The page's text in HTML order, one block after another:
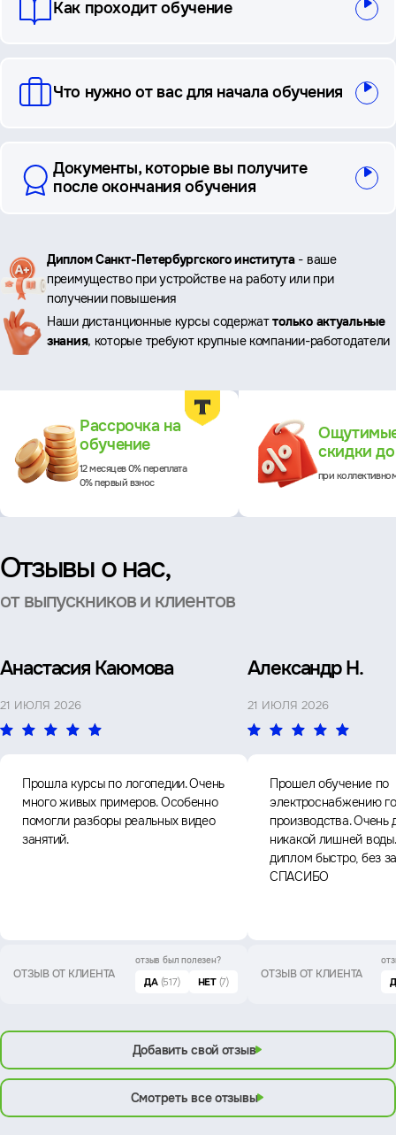
Как проходит обучение
Что нужно от вас для начала обучения
Документы, которые вы получите
после окончания обучения
Ключевые
преимущества
Диплом Санкт-Петербургского института- ваше
преимущество при устройстве на работу или при
получении повышения
Наши дистанционные курсы содержаттолько актуальные
знания, которые требуют крупные компании-работодатели
Рассрочка на
обучение
12 месяцев 0% переплата
0% первый взнос
скидки
при
Отзывы о нас,
от выпускников и клиентов
Анастасия Каюмова
21 ИЮЛЯ 2026
Прошла курсы по логопедии. Очень
много живых примеров. Особенно
помогли разборы реальных видео
занятий.
ОТЗЫВ ОТ КЛИЕНТА
отзыв был полезен?
ДА (517) НЕТ (7)
Александр Н.
21 ИЮЛЯ 2026
Прошел обучение по
электроснабжению
производства. Очень
никакой лишней
диплом быстро, без
СПАСИБО
ОТЗЫВ ОТ КЛИЕНТА
Добавить свой отзыв
Смотреть все отзывы